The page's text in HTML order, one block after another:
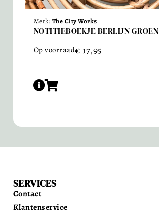
Merk: The City Works
NOTITIEBOEKJE BERLIJN GROEN
Op voorraad€ 17,95
SERVICES
Contact
Klantenservice